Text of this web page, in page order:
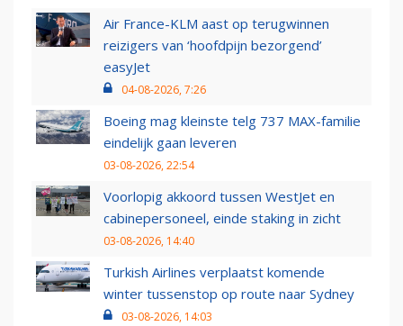
Air France-KLM aast op terugwinnen
reizigers van ‘hoofdpijn bezorgend’
easyJet
04-08-2026, 7:26
Boeing mag kleinste telg 737 MAX-familie
eindelijk gaan leveren
03-08-2026, 22:54
Voorlopig akkoord tussen WestJet en
cabinepersoneel, einde staking in zicht
03-08-2026, 14:40
Turkish Airlines verplaatst komende
winter tussenstop op route naar Sydney
03-08-2026, 14:03